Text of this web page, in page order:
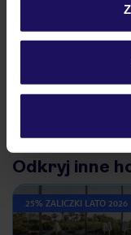
Szczegółowe
Czy w Hotelu
Na jakiej
Odkryj inne
25% ZALICZKI LATO 2026